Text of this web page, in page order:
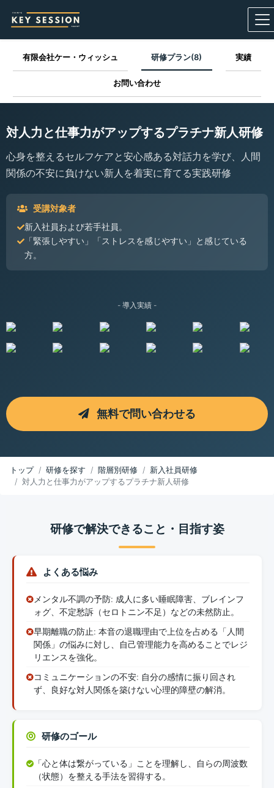
有限会社ケー・ウィッシュ 研修プラン(8) 実績
お問い合わせ
対人力と仕事力がアップするプラチナ新人研修
心身を整えるセルフケアと安心感ある対話力を学び、人間
関係の不安に負けない新人を着実に育てる実践研修
受講対象者
新入社員および若手社員。
「緊張しやすい」「ストレスを感じやすい」と感じている
方。
- 導入実績 -
無料で問い合わせる
トップ 研修を探す 階層別研修
新入社員研修
対人力と仕事力がアップするプラチナ新人研修
研修で解決できること・目指す姿
よくある悩み
メンタル不調の予防: 成人に多い睡眠障害、ブレインフ
ォグ、不定愁訴（セロトニン不足）などの未然防止。
早期離職の防止: 本音の退職理由で上位を占める「人間
関係」の悩みに対し、自己管理能力を高めることでレジ
リエンスを強化。
コミュニケーションの不安: 自分の感情に振り回され
ず、良好な対人関係を築けない心理的障壁の解消。
研修のゴール
「心と体は繋がっている」ことを理解し、自らの周波数
（状態）を整える手法を習得する。